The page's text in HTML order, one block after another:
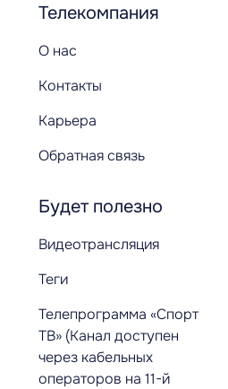
Телекомпания
О нас
Контакты
Карьера
Обратная связь
Будет полезно
Видеотрансляция
Теги
Телепрограмма «Спорт
ТВ» (Канал доступен
через кабельных
операторов на 11-й